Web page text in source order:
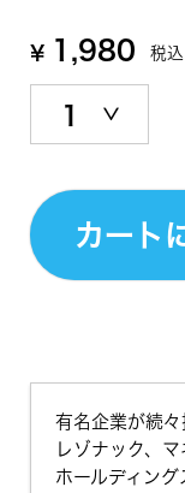
¥ 1,980 税込
カート
有名企業が続々
レゾナック、
ホールディン